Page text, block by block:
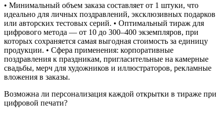
• Минимальный объем заказа составляет от 1 штуки, что
идеально для личных поздравлений, эксклюзивных подарков
или авторских тестовых серий. • Оптимальный тираж для
цифрового метода — от 10 до 300–400 экземпляров, при
которых сохраняется самая выгодная стоимость за единицу
продукции. • Сфера применения: корпоративные
поздравления к праздникам, пригласительные на камерные
свадьбы, мерч для художников и иллюстраторов, рекламные
вложения в заказы.
Возможна ли персонализация каждой открытки в тираже при
цифровой печати?